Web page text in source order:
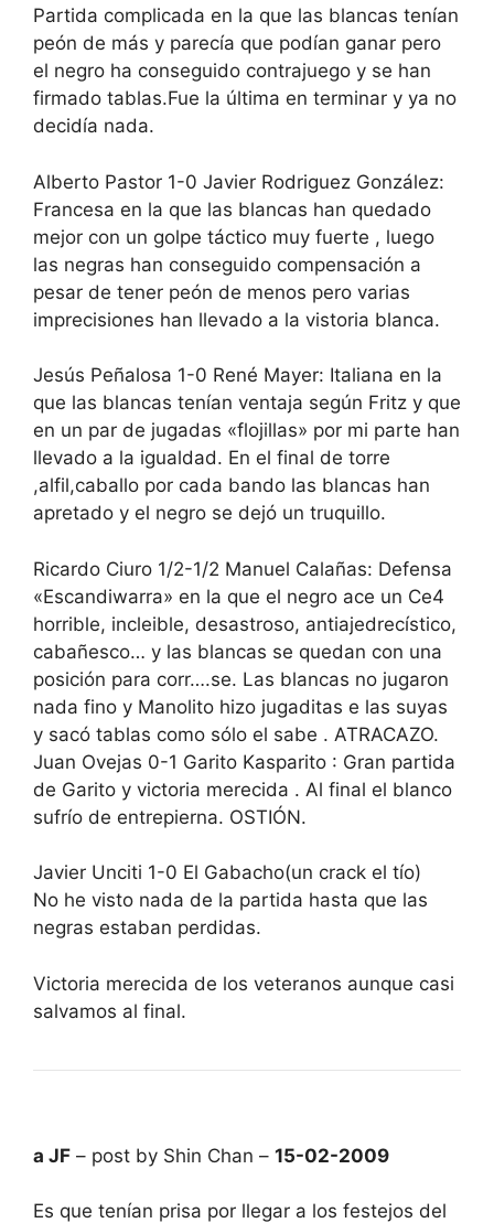
Partida complicada en la que las blancas tenían
peón de más y parecía que podían ganar pero
el negro ha conseguido contrajuego y se han
firmado tablas.Fue la última en terminar y ya no
decidía nada.
Alberto Pastor 1-0 Javier Rodriguez González:
Francesa en la que las blancas han quedado
mejor con un golpe táctico muy fuerte , luego
las negras han conseguido compensación a
pesar de tener peón de menos pero varias
imprecisiones han llevado a la vistoria blanca.
Jesús Peñalosa 1-0 René Mayer: Italiana en la
que las blancas tenían ventaja según Fritz y que
en un par de jugadas «flojillas» por mi parte han
llevado a la igualdad. En el final de torre
,alfil,caballo por cada bando las blancas han
apretado y el negro se dejó un truquillo.
Ricardo Ciuro 1/2-1/2 Manuel Calañas: Defensa
«Escandiwarra» en la que el negro ace un Ce4
horrible, incleible, desastroso, antiajedrecístico,
cabañesco… y las blancas se quedan con una
posición para corr….se. Las blancas no jugaron
nada fino y Manolito hizo jugaditas e las suyas
y sacó tablas como sólo el sabe . ATRACAZO.
Juan Ovejas 0-1 Garito Kasparito : Gran partida
de Garito y victoria merecida . Al final el blanco
sufrío de entrepierna. OSTIÓN.
Javier Unciti 1-0 El Gabacho(un crack el tío)
No he visto nada de la partida hasta que las
negras estaban perdidas.
Victoria merecida de los veteranos aunque casi
salvamos al final.
a JF – post by Shin Chan – 15-02-2009
Es que tenían prisa por llegar a los festejos del